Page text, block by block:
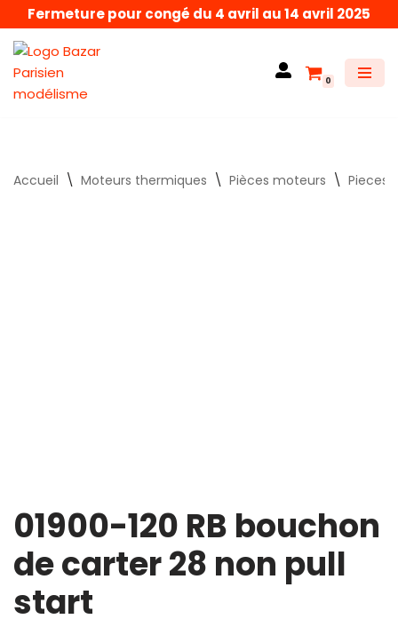
Aller
au
contenu
Fermeture pour congé du 4 avril au 14 avril 2025
0
Accueil \ Moteurs thermiques \ Pièces moteurs \ Pieces
01900-120 RB bouchon
de carter 28 non pull
start